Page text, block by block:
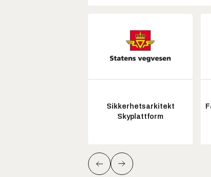
Sikkerhetsarkitekt
Skyplattform